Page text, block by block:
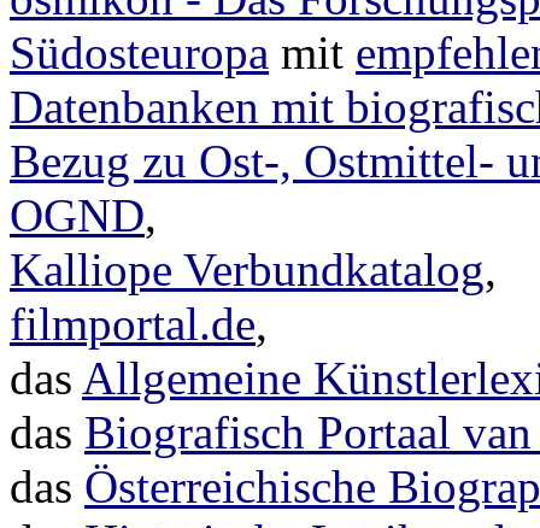
Südosteuropa mit
Datenbanken mit
Bezug zu Ost-, Ostmittel-
OGND,
Kalliope Verbundkatalog,
filmportal.de,
das Allgemeine
das Biografisch Portaal
das Österreichische